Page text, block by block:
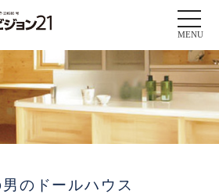
Toggle
MENU
のドールハウス